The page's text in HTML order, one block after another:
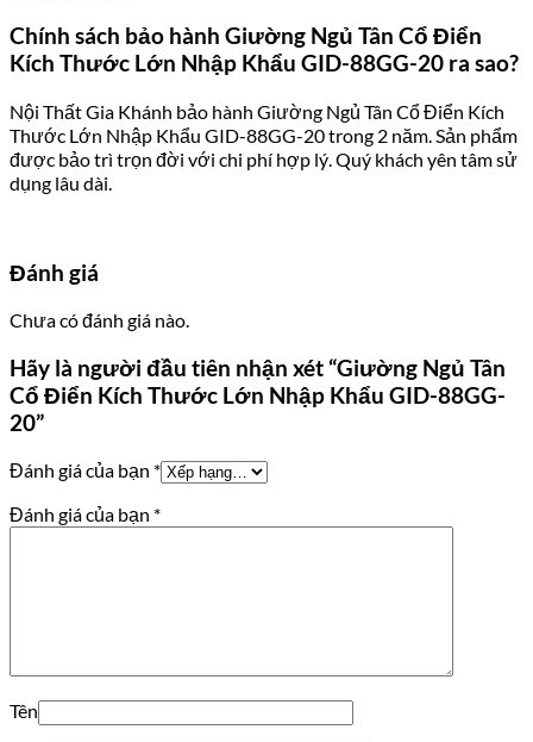
Chính sách bảo hành Giường Ngủ Tân Cổ Điển
Kích Thước Lớn Nhập Khẩu GID-88GG-20 ra sao?
Nội Thất Gia Khánh bảo hành Giường Ngủ Tân Cổ Điển Kích
Thước Lớn Nhập Khẩu GID-88GG-20 trong 2 năm. Sản phẩm
được bảo trì trọn đời với chi phí hợp lý. Quý khách yên tâm sử
dụng lâu dài.
Đánh giá
Chưa có đánh giá nào.
Hãy là người đầu tiên nhận xét “Giường Ngủ Tân
Cổ Điển Kích Thước Lớn Nhập Khẩu GID-88GG-
20”
Đánh giá của bạn *
Đánh giá của bạn *
Tên